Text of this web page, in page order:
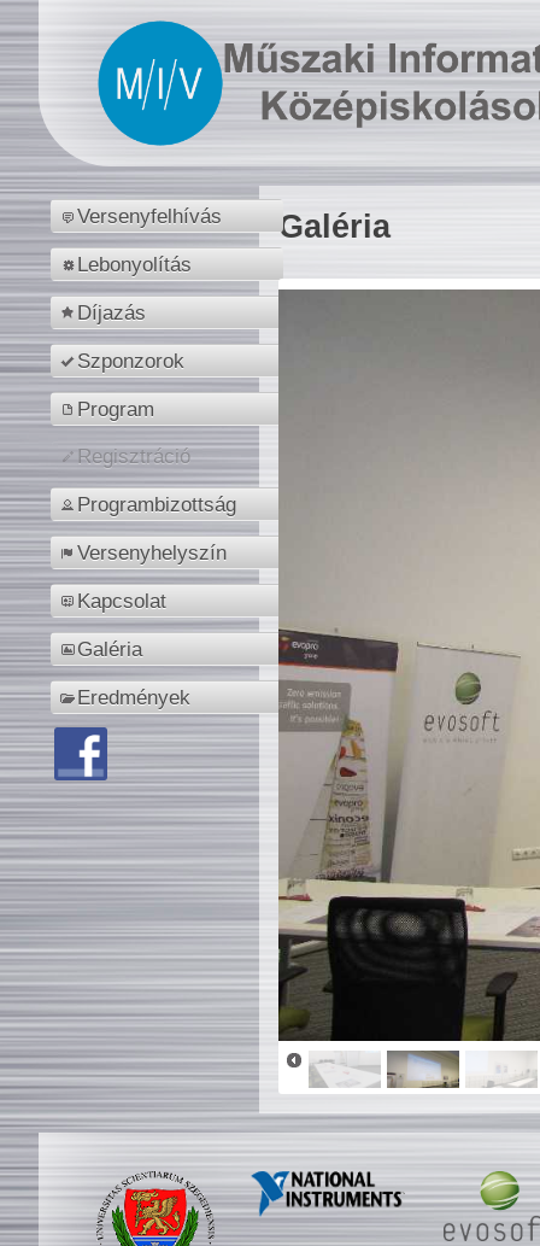
Versenyfelhívás
Lebonyolítás
Díjazás
Szponzorok
Program
Regisztráció
Programbizottság
Versenyhelyszín
Kapcsolat
Galéria
Eredmények
Galéria